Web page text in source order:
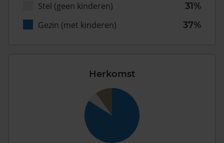
Stel (geen kinderen)
31%
Gezin (met kinderen)
37%
Herkomst